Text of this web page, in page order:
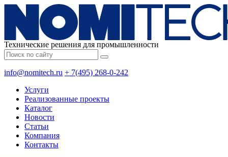
Технические решения для промышленности
info@nomitech.ru + 7(495) 268-0-242
Услуги
Реализованные проекты
Каталог
Новости
Статьи
Компания
Контакты